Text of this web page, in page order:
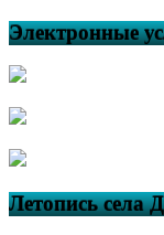
Электронные
Летопись села